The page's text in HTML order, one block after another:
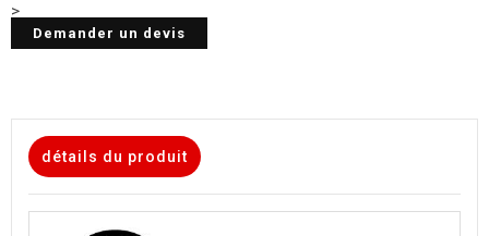
>
Demander un devis
détails du produit